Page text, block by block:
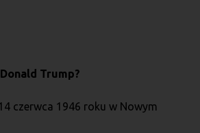
Trump?
czerwca 1946 roku w Nowym